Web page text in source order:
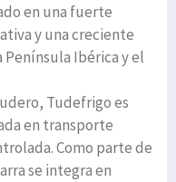
en una fuerte
y una creciente
Ibérica y el
Tudefrigo es
en transporte
Como parte de
se integra en